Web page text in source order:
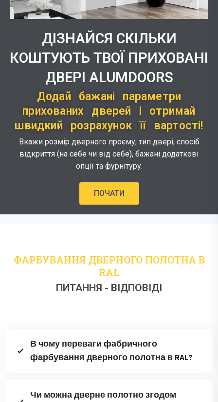
ДІЗНАЙСЯ СКІЛЬКИ
КОШТУЮТЬ ТВОЇ ПРИХОВАНІ
ДВЕРІ ALUMDOORS
Додай бажані параметри
прихованих дверей і отримай
швидкий розрахунок її вартості!
Вкажи розмір дверного проєму, тип двері, спосіб
відкриття (на себе чи від себе), бажані додаткові
опції та фурнітуру.
ПОЧАТИ
ФАРБУВАННЯ ДВЕРНОГО ПОЛОТНА В
RAL
ПИТАННЯ - ВІДПОВІДІ
В чому переваги фабричного
фарбування дверного полотна в RAL?
Чи можна дверне полотно згодом